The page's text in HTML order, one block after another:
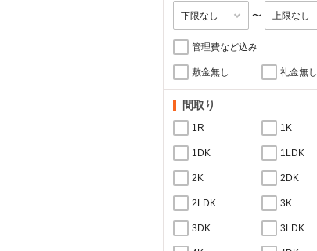
〜
管理費など込み
敷金無し 礼金無し
間取り
1R 1K
1DK 1LDK
2K 2DK
2LDK 3K
3DK 3LDK